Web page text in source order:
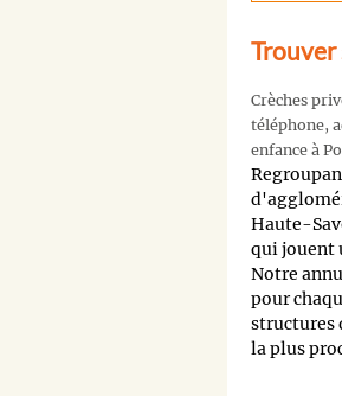
Trouver
Crèches
téléphone,
enfance à
Haute-
qui jouent
Notre
pour
structures
la plus